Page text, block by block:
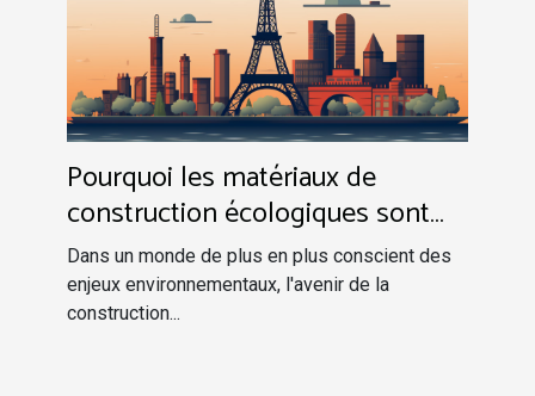
Pourquoi les matériaux de
construction écologiques sont
l'avenir
Dans un monde de plus en plus conscient des
enjeux environnementaux, l'avenir de la
construction...